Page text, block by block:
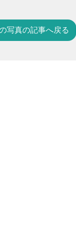
写真の記事へ戻る